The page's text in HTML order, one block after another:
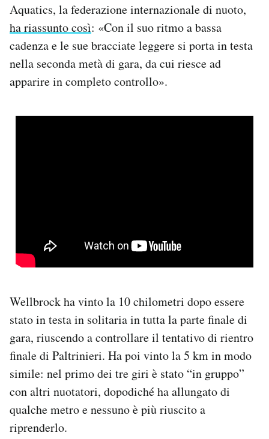
Aquatics, la federazione internazionale di nuoto,
ha riassunto così: «Con il suo ritmo a bassa
cadenza e le sue bracciate leggere si porta in testa
nella seconda metà di gara, da cui riesce ad
apparire in completo controllo».
Wellbrock ha vinto la 10 chilometri dopo essere
stato in testa in solitaria in tutta la parte finale di
gara, riuscendo a controllare il tentativo di rientro
finale di Paltrinieri. Ha poi vinto la 5 km in modo
simile: nel primo dei tre giri è stato “in gruppo”
con altri nuotatori, dopodiché ha allungato di
qualche metro e nessuno è più riuscito a
riprenderlo.